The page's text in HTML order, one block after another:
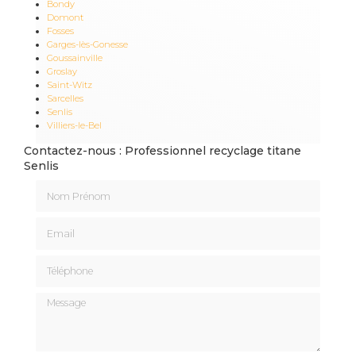
Bondy
Domont
Fosses
Garges-lès-Gonesse
Goussainville
Groslay
Saint-Witz
Sarcelles
Senlis
Villiers-le-Bel
Contactez-nous : Professionnel recyclage titane
Senlis
Message